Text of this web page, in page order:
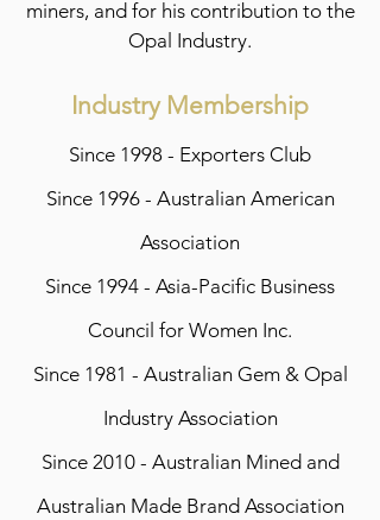
miners, and for his contribution to the
Opal Industry.
Industry Membership
Since 1998 - Exporters Club
Since 1996 - Australian American
Association
Since 1994 - Asia-Pacific Business
Council for Women Inc.
Since 1981 - Australian Gem & Opal
Industry Association
Since 2010 - Australian Mined and
Australian Made Brand Association